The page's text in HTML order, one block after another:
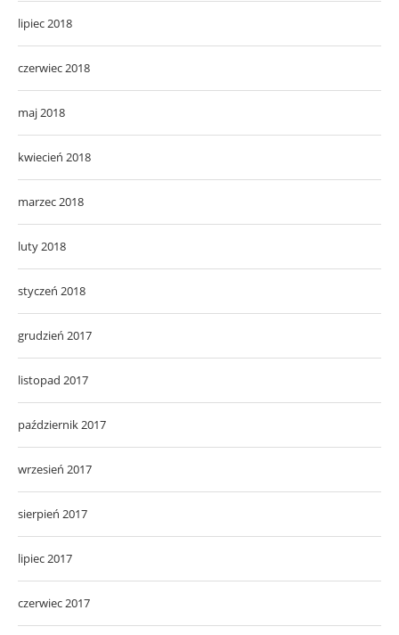
lipiec 2018
czerwiec 2018
maj 2018
kwiecień 2018
marzec 2018
luty 2018
styczeń 2018
grudzień 2017
listopad 2017
październik 2017
wrzesień 2017
sierpień 2017
lipiec 2017
czerwiec 2017